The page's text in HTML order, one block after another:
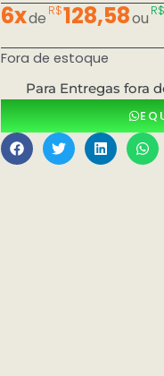
6xde R$128,58ou R$
Fora de estoque
Para Entregas fora